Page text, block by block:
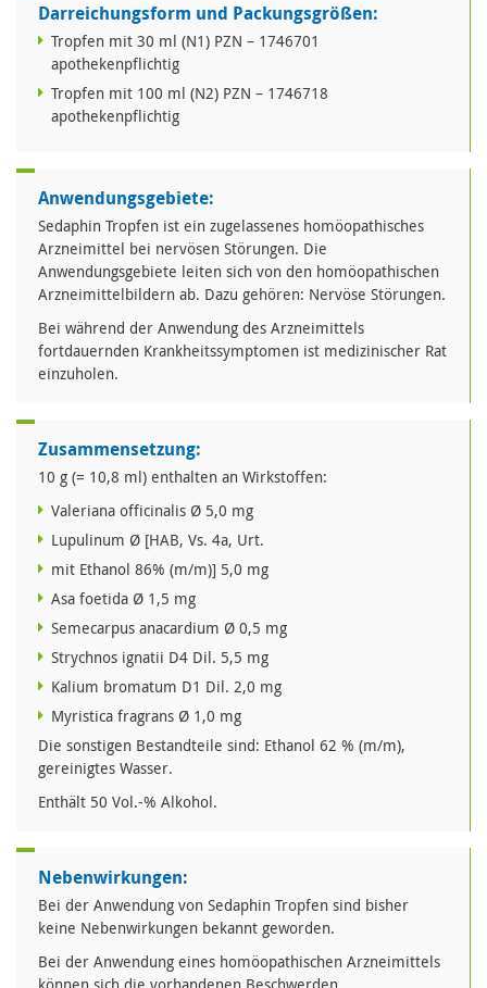
Darreichungsform und Packungsgrößen:
Tropfen mit 30 ml (N1) PZN – 1746701
apothekenpflichtig
Tropfen mit 100 ml (N2) PZN – 1746718
apothekenpflichtig
Anwendungsgebiete:
Sedaphin Tropfen ist ein zugelassenes homöopathisches
Arzneimittel bei nervösen Störungen. Die
Anwendungsgebiete leiten sich von den homöopathischen
Arzneimittelbildern ab. Dazu gehören: Nervöse Störungen.
Bei während der Anwendung des Arzneimittels
fortdauernden Krankheitssymptomen ist medizinischer Rat
einzuholen.
Zusammensetzung:
10 g (= 10,8 ml) enthalten an Wirkstoffen:
Valeriana officinalis Ø 5,0 mg
Lupulinum Ø [HAB, Vs. 4a, Urt.
mit Ethanol 86% (m/m)] 5,0 mg
Asa foetida Ø 1,5 mg
Semecarpus anacardium Ø 0,5 mg
Strychnos ignatii D4 Dil. 5,5 mg
Kalium bromatum D1 Dil. 2,0 mg
Myristica fragrans Ø 1,0 mg
Die sonstigen Bestandteile sind: Ethanol 62 % (m/m),
gereinigtes Wasser.
Enthält 50 Vol.-% Alkohol.
Nebenwirkungen:
Bei der Anwendung von Sedaphin Tropfen sind bisher
keine Nebenwirkungen bekannt geworden.
Bei der Anwendung eines homöopathischen Arzneimittels